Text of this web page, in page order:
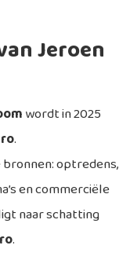
Jeroen
wordt in 2025
.
optredens,
en commerciële
naar schatting
.